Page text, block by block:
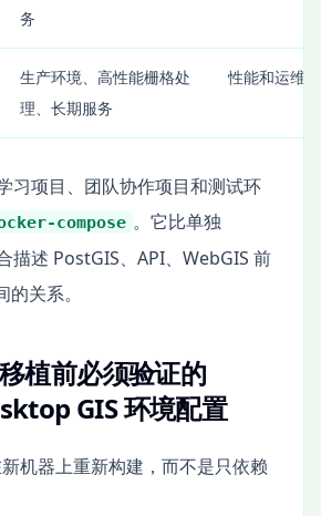
务
生产环境、高性能栅格处
理、长期服务
性能和运维
习项目、团队协作项目和测试环
compose 。它比单独
描述 PostGIS、API、WebGIS 前
关系。
植前必须验证的
GIS 环境配置
机器上重新构建，而不是只依赖